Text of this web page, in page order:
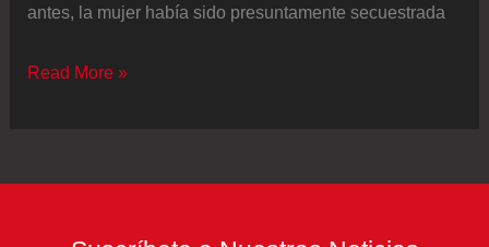
antes, la mujer había sido presuntamente secuestrada
Asesinada
Read More »